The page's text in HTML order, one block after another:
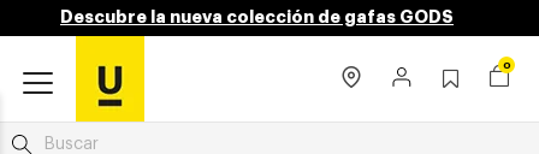
Descubre la nueva colección de gafas GODS
0